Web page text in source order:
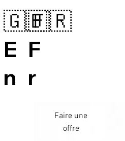
🇬🇧
E
n
🇫🇷
F
r
Faire une
offre